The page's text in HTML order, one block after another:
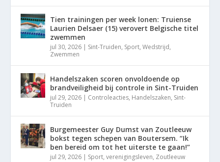
Tien trainingen per week lonen: Truiense
Laurien Delsaer (15) verovert Belgische titel
zwemmen
jul 30, 2026 | Sint-Truiden, Sport,Wedstrijd,
Zwemmen
Handelszaken scoren onvoldoende op
brandveiligheid bij controle in Sint-Truiden
jul 29, 2026 | Controleacties, Handelszaken, Sint-
Truiden
Burgemeester Guy Dumst van Zoutleeuw
bokst tegen schepen van Boutersem. “Ik
ben bereid om tot het uiterste te gaan!”
jul 29, 2026 | Sport,verenigingsleven, Zoutleeuw